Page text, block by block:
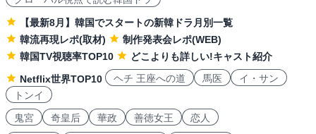
【最新8月】韓国でスタートの新韓ドラ月別一覧
韓流再現レポ(取材)
制作発表会レポ(WEB)
韓国TV視聴率TOP10
どこよりも詳しい!キャスト紹介
Netflix世界TOP10
ヘチ 王座への道 馬医
イ・サン
トンイ
鬼宮
奇皇后 華政 善徳女王 恋人